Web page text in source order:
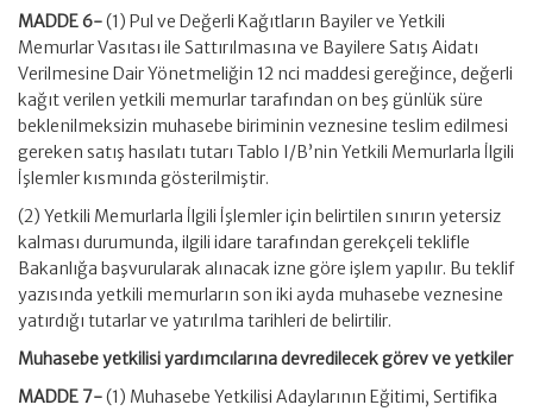
MADDE 6-(1) Pul ve Değerli Kağıtların Bayiler ve Yetkili
Memurlar Vasıtası ile Sattırılmasına ve Bayilere Satış Aidatı
Verilmesine Dair Yönetmeliğin 12 nci maddesi gereğince, değerli
kağıt verilen yetkili memurlar tarafından on beş günlük süre
beklenilmeksizin muhasebe biriminin veznesine teslim edilmesi
gereken satış hasılatı tutarı Tablo I/B’nin Yetkili Memurlarla İlgili
İşlemler kısmında gösterilmiştir.
(2) Yetkili Memurlarla İlgili İşlemler için belirtilen sınırın yetersiz
kalması durumunda, ilgili idare tarafından gerekçeli teklifle
Bakanlığa başvurularak alınacak izne göre işlem yapılır. Bu teklif
yazısında yetkili memurların son iki ayda muhasebe veznesine
yatırdığı tutarlar ve yatırılma tarihleri de belirtilir.
Muhasebe yetkilisi yardımcılarına devredilecek görev ve yetkiler
MADDE 7-(1) Muhasebe Yetkilisi Adaylarının Eğitimi, Sertifika